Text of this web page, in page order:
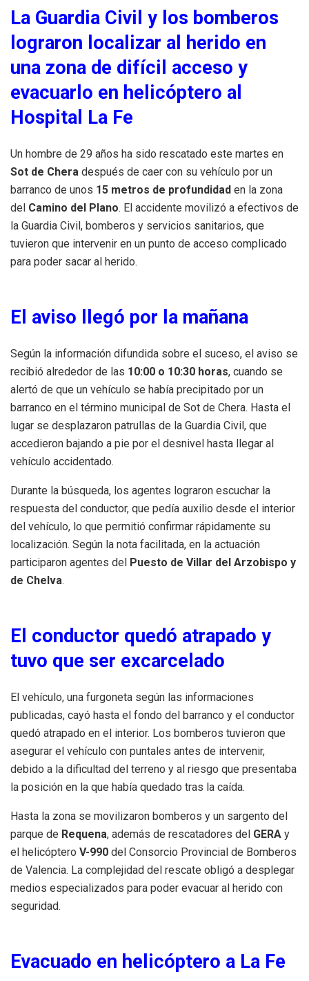
La Guardia Civil y los bomberos
lograron localizar al herido en
una zona de difícil acceso y
evacuarlo en helicóptero al
Hospital La Fe
Un hombre de 29 años ha sido rescatado este martes en
Sot de Chera después de caer con su vehículo por un
barranco de unos 15 metros de profundidad en la zona
del Camino del Plano. El accidente movilizó a efectivos de
la Guardia Civil, bomberos y servicios sanitarios, que
tuvieron que intervenir en un punto de acceso complicado
para poder sacar al herido.
El aviso llegó por la mañana
Según la información difundida sobre el suceso, el aviso se
recibió alrededor de las 10:00 o 10:30 horas, cuando se
alertó de que un vehículo se había precipitado por un
barranco en el término municipal de Sot de Chera. Hasta el
lugar se desplazaron patrullas de la Guardia Civil, que
accedieron bajando a pie por el desnivel hasta llegar al
vehículo accidentado.
Durante la búsqueda, los agentes lograron escuchar la
respuesta del conductor, que pedía auxilio desde el interior
del vehículo, lo que permitió confirmar rápidamente su
localización. Según la nota facilitada, en la actuación
participaron agentes del Puesto de Villar del Arzobispo y
de Chelva.
El conductor quedó atrapado y
tuvo que ser excarcelado
El vehículo, una furgoneta según las informaciones
publicadas, cayó hasta el fondo del barranco y el conductor
quedó atrapado en el interior. Los bomberos tuvieron que
asegurar el vehículo con puntales antes de intervenir,
debido a la dificultad del terreno y al riesgo que presentaba
la posición en la que había quedado tras la caída.
Hasta la zona se movilizaron bomberos y un sargento del
parque de Requena, además de rescatadores del GERA y
el helicóptero V-990 del Consorcio Provincial de Bomberos
de Valencia. La complejidad del rescate obligó a desplegar
medios especializados para poder evacuar al herido con
seguridad.
Evacuado en helicóptero a La Fe